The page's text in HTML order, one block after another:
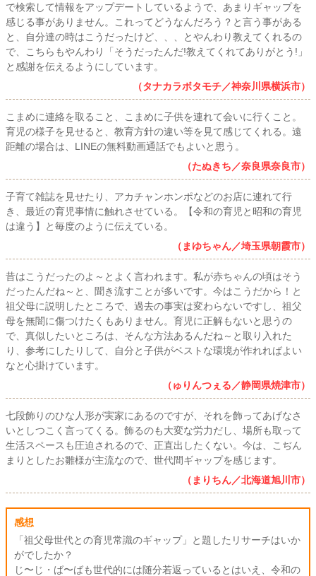
で検索して情報をアップデートしているようで、あまりギャップを
感じる事がありません。これってどうなんだろう？と言う事がある
と、自分達の時はこうだったけど、、、とやんわり教えてくれるの
で、こちらもやんわり「そうだったんだ!教えてくれてありがとう!」
と感謝を伝えるようにしています。
（タナカラボタモチ／神奈川県横浜市）
こまめに連絡を取ること、こまめに子供を連れて会いに行くこと。
育児の様子を見せると、教育方針の違い等を見て感じてくれる。遠
距離の場合は、LINEの無料動画通話でもよいと思う。
（たぬきち／奈良県奈良市）
子育て雑誌を見せたり、アカチャンホンポなどのお店に連れて行
き、最近の育児事情に触れさせている。【令和の育児と昭和の育児
は違う】と毎度のように伝えている。
（まゆちゃん／埼玉県朝霞市）
昔はこうだったのよ～とよく言われます。私が赤ちゃんの頃はそう
だったんだね～と、聞き流すことが多いです。今はこうだから！と
祖父母に説明したところで、過去の事実は変わらないですし、祖父
母を無闇に傷つけたくもありません。育児に正解もないと思うの
で、真似したいところは、そんな方法あるんだね～と取り入れた
り、参考にしたりして、自分と子供がベストな環境が作れればよい
なと心掛けています。
（ゅりんつぇる／静岡県焼津市）
七段飾りのひな人形が実家にあるのですが、それを飾ってあげなさ
いとしつこく言ってくる。飾るのも大変な労力だし、場所も取って
生活スペースも圧迫されるので、正直出したくない。今は、こぢん
まりとしたお雛様が主流なので、世代間ギャップを感じます。
（まりちん／北海道旭川市）
感想
「祖父母世代との育児常識のギャップ」と題したリサーチはいか
がでしたか？
じ〜じ・ば〜ばも世代的には随分若返っているとはいえ、令和の